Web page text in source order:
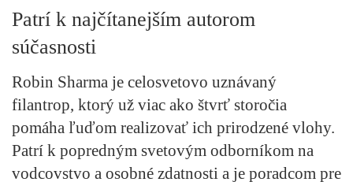
Patrí k najčítanejším autorom
súčasnosti
Robin Sharma je celosvetovo uznávaný
filantrop, ktorý už viac ako štvrť storočia
pomáha ľuďom realizovať ich prirodzené vlohy.
Patrí k popredným svetovým odborníkom na
vodcovstvo a osobné zdatnosti a je poradcom pre